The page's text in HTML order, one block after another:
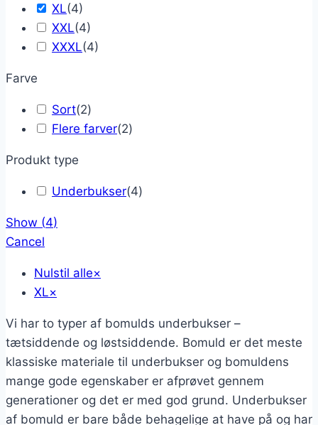
XL(4)
XXL(4)
XXXL(4)
Farve
Sort(2)
Flere farver(2)
Produkt type
Underbukser(4)
Show (4)
Cancel
Nulstil alle×
XL×
Vi har to typer af bomulds underbukser –
tætsiddende og løstsiddende. Bomuld er det meste
klassiske materiale til underbukser og bomuldens
mange gode egenskaber er afprøvet gennem
generationer og det er med god grund. Underbukser
af bomuld er bare både behagelige at have på og har